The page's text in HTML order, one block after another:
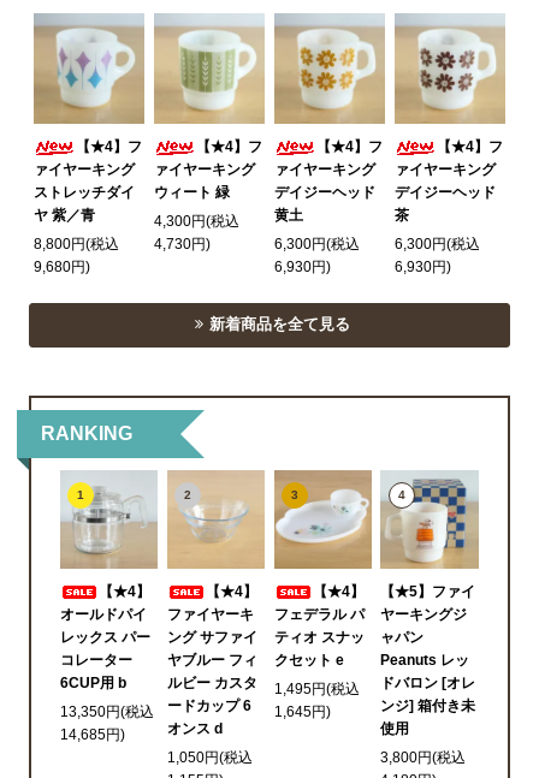
【★4】フ
ァイヤーキング
ストレッチダイ
ヤ 紫／青
8,800円(税込
9,680円)
【★4】フ
ァイヤーキング
ウィート 緑
4,300円(税込
4,730円)
【★4】フ
ァイヤーキング
デイジーヘッド
黄土
6,300円(税込
6,930円)
【★4】フ
ァイヤーキング
デイジーヘッド
茶
6,300円(税込
6,930円)
新着商品を全て見る
RANKING
1
【★4】
オールドパイ
レックス パー
コレーター
6CUP用 b
13,350円(税込
14,685円)
2
【★4】
ファイヤーキ
ング サファイ
ヤブルー フィ
ルビー カスタ
ードカップ 6
オンス d
1,050円(税込
3
【★4】
フェデラル パ
ティオ スナッ
クセット e
1,495円(税込
1,645円)
4
【★5】ファイ
ヤーキングジ
ャパン
Peanuts レッ
ドバロン [オレ
ンジ] 箱付き未
使用
3,800円(税込